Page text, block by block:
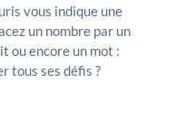
vous indique une
un nombre par un
ou encore un mot :
tous ses défis ?